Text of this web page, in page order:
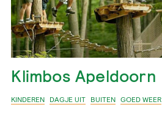
Klimbos Apeldoorn
KINDEREN DAGJE UIT BUITEN GOED WEER